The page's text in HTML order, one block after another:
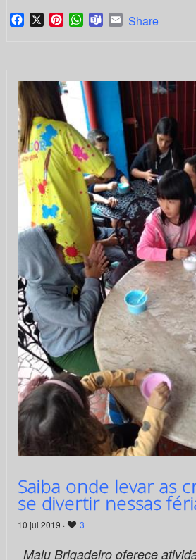
Facebook
X PinterestWhatsApp
TeamsEmail
Share
Saiba onde levar as
se divertir nessas
10 jul 2019 · 3
Malu Brigadeiro oferece